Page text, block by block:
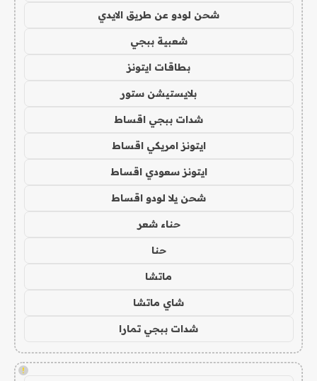
شحن لودو عن طريق الايدي
شعبية ببجي
بطاقات ايتونز
بلايستيشن ستور
شدات ببجي اقساط
ايتونز امريكي اقساط
ايتونز سعودي اقساط
شحن يلا لودو اقساط
حناء شعر
حنا
ماتشا
شاي ماتشا
شدات ببجي تمارا
!